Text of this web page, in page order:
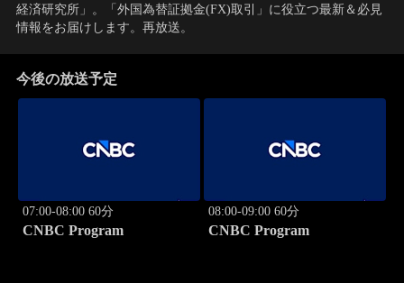
経済研究所」。「外国為替証拠金(FX)取引」に役立つ最新＆必見
情報をお届けします。再放送。
今後の放送予定
07:00-08:00 60分
CNBC Program
08:00-09:00 60分
CNBC Program